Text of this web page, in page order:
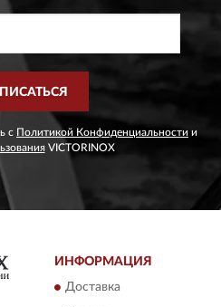
с Политикой Конфиденциальности и
VICTORINOX
ИНФОРМАЦИЯ
Доставка